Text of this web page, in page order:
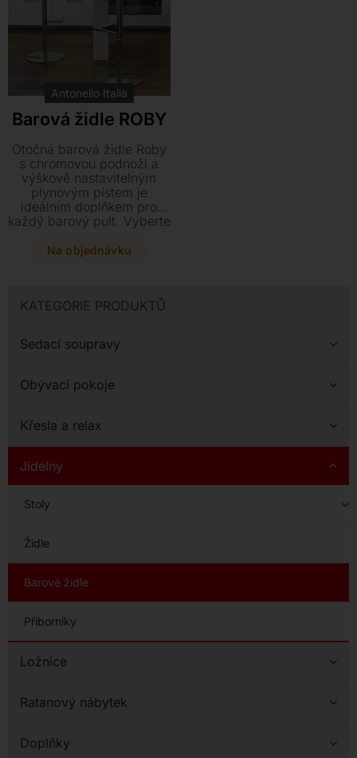
KATEGORIE PRODUKTŮ
Sedací soupravy
Obývací pokoje
Křesla a relax
Jídelny
Stoly
Židle
Barové židle
Příborníky
Ložnice
Ratanový nábytek
Doplňky
Antonello Italia
Barová židle ROBY
Otočná barová židle Roby
s chromovou podnoží a
výškově nastavitelným
plynovým pístem je
ideálním doplňkem pro
každý barový pult. Vyberte
od měkké kůže až po textil
interiéru.
Na objednávku